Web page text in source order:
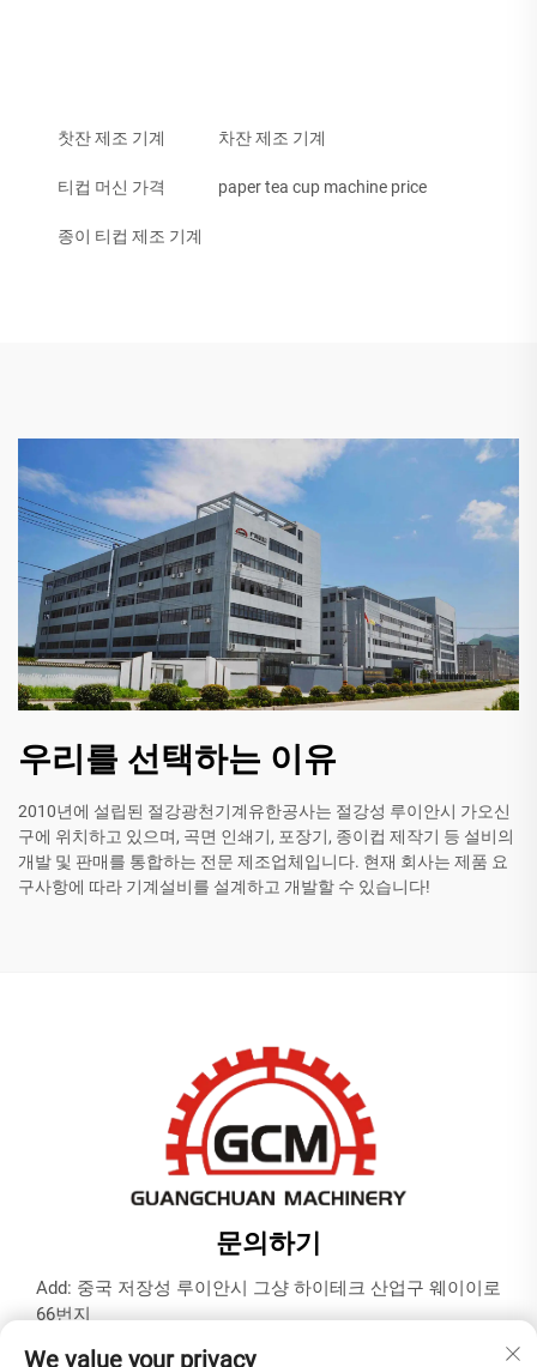
찻잔 제조 기계 차잔 제조 기계
티컵 머신 가격 paper tea cup machine price
종이 티컵 제조 기계
우리를 선택하는 이유
2010년에 설립된 절강광천기계유한공사는 절강성 루이안시 가오신
구에 위치하고 있으며, 곡면 인쇄기, 포장기, 종이컵 제작기 등 설비의
개발 및 판매를 통합하는 전문 제조업체입니다. 현재 회사는 제품 요
구사항에 따라 기계설비를 설계하고 개발할 수 있습니다!
문의하기
Add: 중국 저장성 루이안시 그샹 하이테크 산업구 웨이이로
66번지
전화:+86-577-65566677
We value your privacy